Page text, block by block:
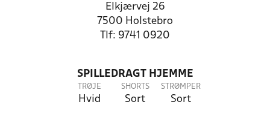
Elkjærvej 26
7500 Holstebro
Tlf: 9741 0920
SPILLEDRAGT HJEMME
TRØJE
Hvid
SHORTS
Sort
STRØMPER
Sort